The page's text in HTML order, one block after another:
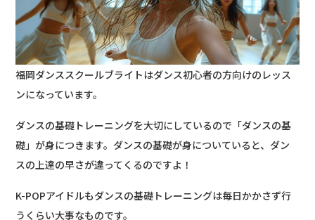
福岡ダンススクールブライトはダンス初心者の方向けのレッス
ンになっています。
ダンスの基礎トレーニングを大切にしているので「ダンスの基
礎」が身につきます。ダンスの基礎が身についていると、ダン
スの上達の早さが違ってくるのですよ！
K-POPアイドルもダンスの基礎トレーニングは毎日かかさず行
うくらい大事なものです。